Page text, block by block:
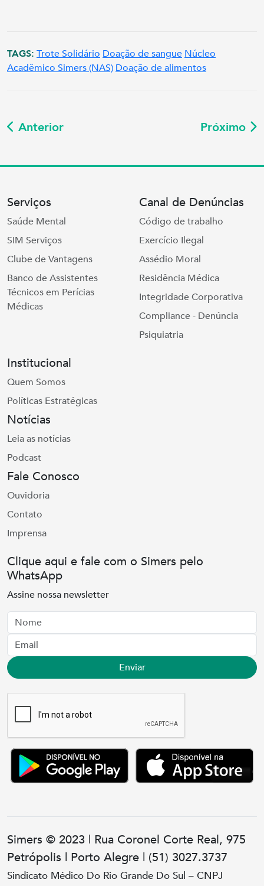
TAGS: Trote Solidário Doação de sangue Núcleo
Acadêmico Simers (NAS) Doação de alimentos
Anterior Próximo
Serviços
Saúde Mental
SIM Serviços
Clube de Vantagens
Banco de Assistentes
Técnicos em Perícias
Médicas
Canal de Denúncias
Código de trabalho
Exercício Ilegal
Assédio Moral
Residência Médica
Integridade Corporativa
Compliance - Denúncia
Psiquiatria
Institucional
Quem Somos
Políticas Estratégicas
Notícias
Leia as notícias
Podcast
Fale Conosco
Ouvidoria
Contato
Imprensa
Clique aqui e fale com o Simers pelo
WhatsApp
Assine nossa newsletter
Nome
Email
Enviar
Simers © 2023 | Rua Coronel Corte Real, 975
Petrópolis | Porto Alegre | (51) 3027.3737
Sindicato Médico Do Rio Grande Do Sul – CNPJ